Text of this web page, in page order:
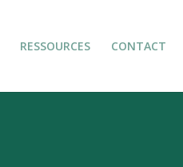
RESSOURCES CONTACT